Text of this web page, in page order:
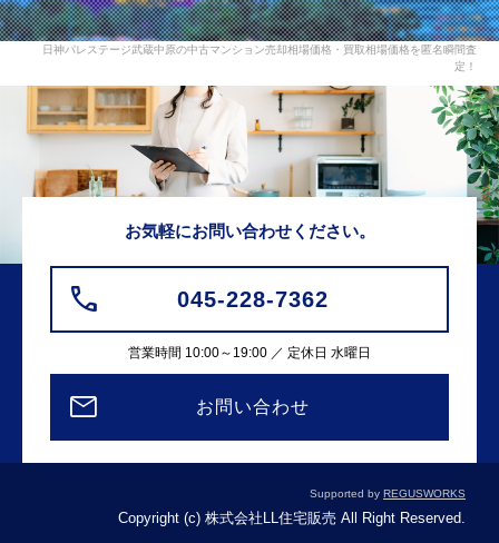
日神パレステージ武蔵中原の中古マンション売却相場価格・買取相場価格を匿名瞬間査
定！
お気軽にお問い合わせください。
045-228-7362
営業時間 10:00～19:00 ／ 定休日 水曜日
お問い合わせ
Supported by REGUSWORKS
Copyright (c) 株式会社LL住宅販売 All Right Reserved.